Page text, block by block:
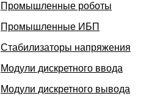
Промышленные роботы
Промышленные ИБП
Стабилизаторы напряжения
Модули дискретного ввода
Модули дискретного вывода